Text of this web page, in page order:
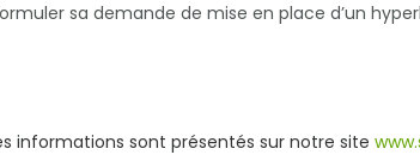
sa demande de mise en place d’un
informations sont présentés sur notre site